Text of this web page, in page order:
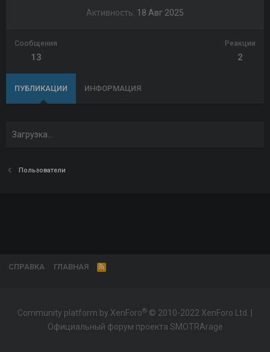
Активность 18 Авг 2025
Сообщения
13
Реакции
2
ПУБЛИКАЦИИ ИНФОРМАЦИЯ
Загрузка…
Пользователи
СПРАВКА ГЛАВНАЯ
R
S
Community platform by XenForo® © 2010-2022 XenForo Ltd.
Официальный форум проекта SMOTRArage